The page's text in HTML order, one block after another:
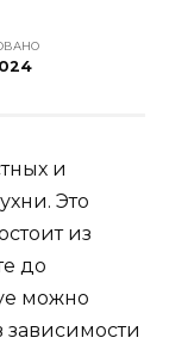
и
Это
из
до
можно
зависимости